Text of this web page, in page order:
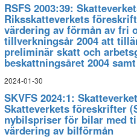
RSFS 2003:39:
Riksskatteverkets
värdering av förmån av fri
tillverkningsår 2004 att
preliminär skatt och
beskattningsåret 2004
2024-01-30
SKVFS 2024:1:
Skatteverkets föreskrifter
nybilspriser för bilar med
värdering av bilförmån